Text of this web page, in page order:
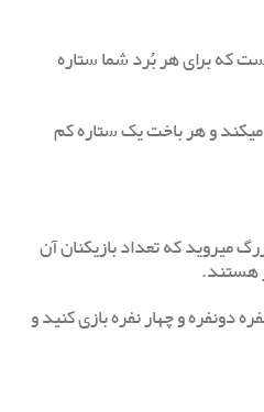
که برای هر بُرد شما ستاره
میکند و هر باخت یک ستاره کم
میروید که تعداد بازیکنان آن
دونفره و چهار نفره بازی کنید و